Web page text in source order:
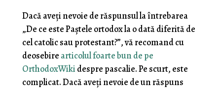
Dacă aveți nevoie de răspunsul la întrebarea
„De ce este Paștele ortodox la o dată diferită de
cel catolic sau protestant?”, vă recomand cu
deosebire articolul foarte bun de pe
OrthodoxWiki despre pascalie. Pe scurt, este
complicat. Dacă aveți nevoie de un răspuns